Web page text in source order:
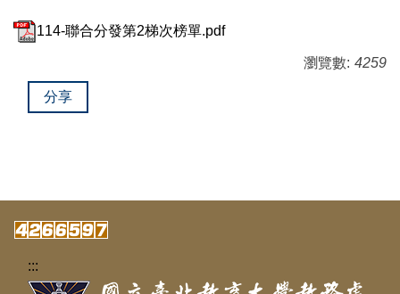
114-聯合分發第2梯次榜單.pdf
瀏覽數: 4259
分享
:::